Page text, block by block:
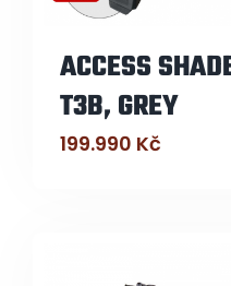
ACCESS
T3B, GREY
199.990 Kč